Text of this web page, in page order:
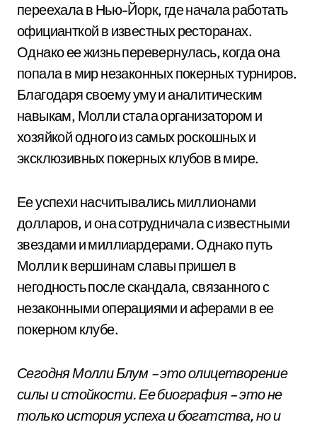
переехала в Нью-Йорк, где начала работать
официанткой в известных ресторанах.
Однако ее жизнь перевернулась, когда она
попала в мир незаконных покерных турниров.
Благодаря своему уму и аналитическим
навыкам, Молли стала организатором и
хозяйкой одного из самых роскошных и
эксклюзивных покерных клубов в мире.
Ее успехи насчитывались миллионами
долларов, и она сотрудничала с известными
звездами и миллиардерами. Однако путь
Молли к вершинам славы пришел в
негодность после скандала, связанного с
незаконными операциями и аферами в ее
покерном клубе.
Сегодня Молли Блум – это олицетворение
силы и стойкости. Ее биография – это не
только история успеха и богатства, но и